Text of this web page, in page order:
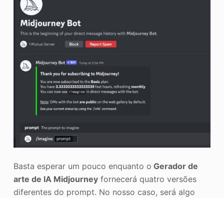
Basta esperar um pouco enquanto o Gerador de
arte de IA Midjourneyfornecerá quatro versões
diferentes do prompt. No nosso caso, será algo